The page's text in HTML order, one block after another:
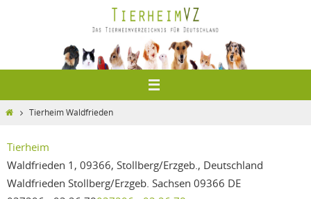
HomeTierheim Waldfrieden
Tierheim
Waldfrieden 1, 09366, Stollberg/Erzgeb., Deutschland
Waldfrieden Stollberg/Erzgeb. Sachsen 09366 DE